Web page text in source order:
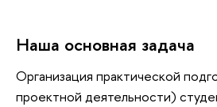
Наша основная задача
Организация практической
проектной деятельности)